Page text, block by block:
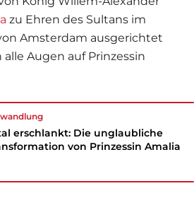
zu Ehren des Sultans im
Amsterdam ausgerichtet
Augen auf Prinzessin
erschlankt: Die unglaubliche
von Prinzessin Amalia